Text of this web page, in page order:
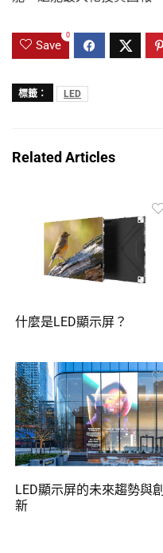
Save
0
標籤： LED
Related Articles
什麼是LED顯示屏？
LED顯示屏的未來趨勢與創
新